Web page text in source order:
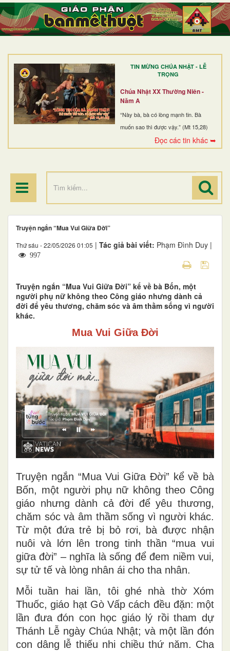
TIN MỪNG CHÚA NHẬT - LỄ
TRỌNG
Chúa Nhật XX Thường Niên -
Năm A
“Này bà, bà có lòng mạnh tin. Bà
muốn sao thì được vậy.” (Mt 15,28)
Đọc các tin khác ➥
TRANG NHẤT
GIỚI THIỆU
DÒNG TU
BAN MỤC VỤ
ĐOÀN THỂ CG
ĐIỂM HÀNH HƯƠNG
Truyện ngắn “Mua Vui Giữa Đời”
Thứ sáu - 22/05/2026 01:05 | Tác giả bài viết: Phạm Đình Duy |
997
Truyện ngắn “Mua Vui Giữa Đời” kể về bà Bốn, một
người phụ nữ không theo Công giáo nhưng dành cả
đời để yêu thương, chăm sóc và âm thầm sống vì người
khác.
Mua Vui Giữa Đời
Truyện ngắn “Mua Vui Giữa Đời” kể về bà
Bốn, một người phụ nữ không theo Công
giáo nhưng dành cả đời để yêu thương,
chăm sóc và âm thầm sống vì người khác.
Từ một đứa trẻ bị bỏ rơi, bà được nhận
nuôi và lớn lên trong tinh thần “mua vui
giữa đời” – nghĩa là sống để đem niềm vui,
sự tử tế và lòng nhân ái cho tha nhân.
Mỗi tuần hai lần, tôi ghé nhà thờ Xóm
Thuốc, giáo hạt Gò Vấp cách đều đặn: một
lần đưa đón con học giáo lý rồi tham dự
Thánh Lễ ngày Chúa Nhật; và một lần đón
con dâng lễ thiếu nhi chiều thứ năm. Cha